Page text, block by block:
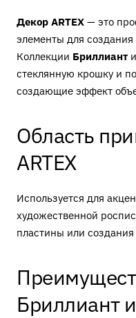
Декор ARTEX — это
элементы для
Коллекции Бриллиант и
стеклянную крошку и
создающие эффект
Область
ARTEX
Используется для
художественной
пластины или
Бриллиант